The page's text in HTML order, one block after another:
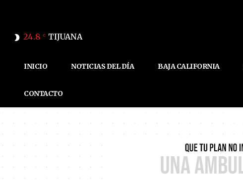
24.8 C TIJUANA
INICIO NOTICIAS DEL DÍA BAJA CALIFORNIA
CONTACTO